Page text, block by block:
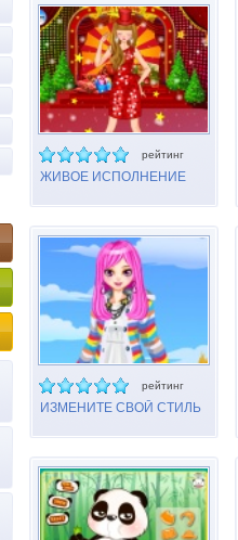
рейтинг
ЖИВОЕ ИСПОЛНЕНИЕ
рейтинг
ИЗМЕНИТЕ СВОЙ СТИЛЬ